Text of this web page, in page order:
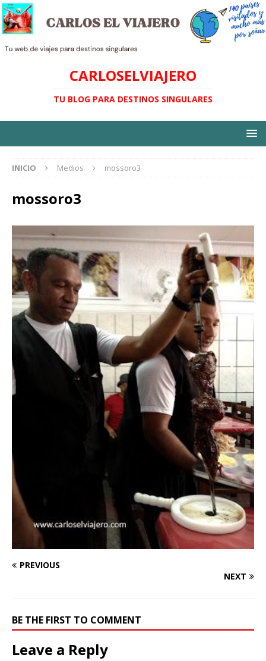
CARLOSELVIAJERO
TU BLOG PARA DESTINOS SINGULARES
INICIO Medios mossoro3
mossoro3
PREVIOUS
NEXT
BE THE FIRST TO COMMENT
Leave a Reply